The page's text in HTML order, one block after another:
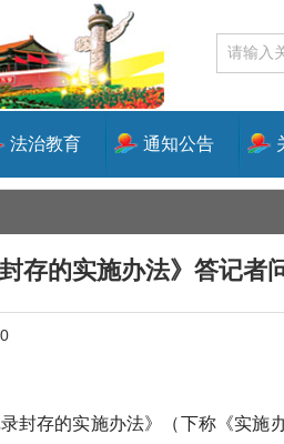
法治教育 通知公告
存的实施办法》答记者
存的实施办法》（下称《实施